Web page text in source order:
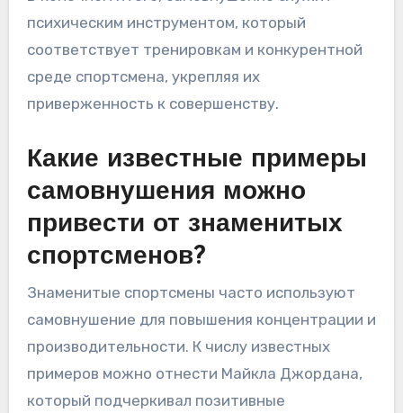
психическим инструментом, который
соответствует тренировкам и конкурентной
среде спортсмена, укрепляя их
приверженность к совершенству.
Какие известные примеры
самовнушения можно
привести от знаменитых
спортсменов?
Знаменитые спортсмены часто используют
самовнушение для повышения концентрации и
производительности. К числу известных
примеров можно отнести Майкла Джордана,
который подчеркивал позитивные